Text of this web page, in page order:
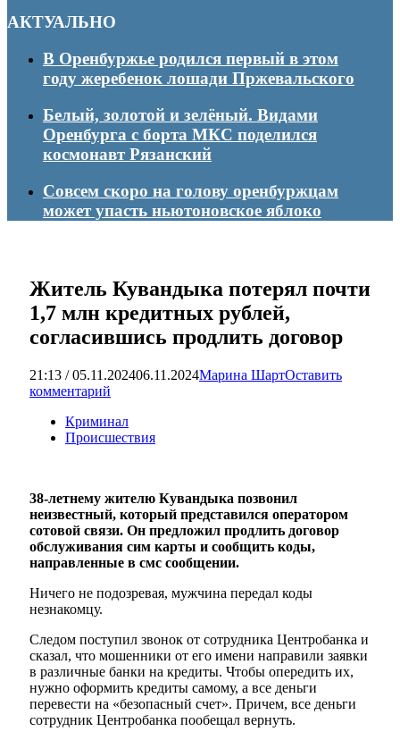
АКТУАЛЬНО
В Оренбуржье родился первый в этом
году жеребенок лошади Пржевальского
Белый, золотой и зелёный. Видами
Оренбурга с борта МКС поделился
космонавт Рязанский
Совсем скоро на голову оренбуржцам
может упасть ньютоновское яблоко
Житель Кувандыка потерял почти
1,7 млн кредитных рублей,
согласившись продлить договор
21:13 / 05.11.202406.11.2024Марина ШартОставить
комментарий
Криминал
Происшествия
38-летнему жителю Кувандыка позвонил
неизвестный, который представился оператором
сотовой связи. Он предложил продлить договор
обслуживания сим карты и сообщить коды,
направленные в смс сообщении.
Ничего не подозревая, мужчина передал коды
незнакомцу.
Следом поступил звонок от сотрудника Центробанка и
сказал, что мошенники от его имени направили заявки
в различные банки на кредиты. Чтобы опередить их,
нужно оформить кредиты самому, а все деньги
перевести на «безопасный счет». Причем, все деньги
сотрудник Центробанка пообещал вернуть.